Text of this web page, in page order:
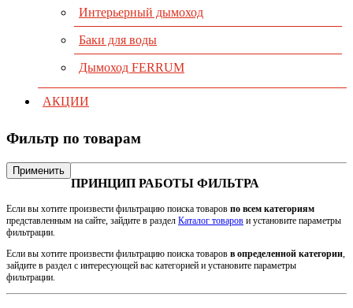
Интерьерный дымоход
Баки для воды
Дымоход FERRUM
АКЦИИ
Фильтр по товарам
Применить
ПРИНЦИП РАБОТЫ ФИЛЬТРА
Если вы хотите произвести фильтрацию поиска товаров по всем категориям
представленным на сайте, зайдите в раздел Каталог товаров и установите параметры
фильтрации.
Если вы хотите произвести фильтрацию поиска товаров в определенной категории,
зайдите в раздел с интересующей вас категорией и установите параметры
фильтрации.